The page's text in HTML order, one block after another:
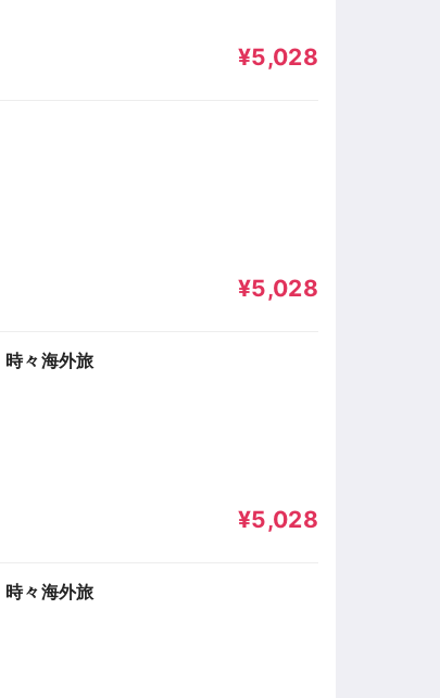
¥5,028
¥5,028
々海外旅
¥5,028
々海外旅